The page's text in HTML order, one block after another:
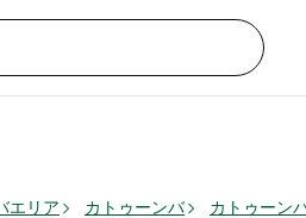
エリア カトゥーンバ カトゥーン